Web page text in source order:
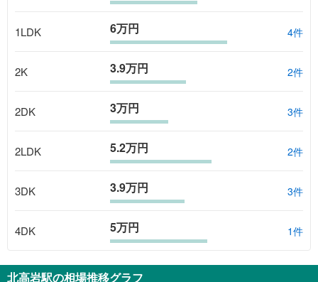
1LDK 6万円 4件
2K 3.9万円 2件
2DK 3万円 3件
2LDK 5.2万円 2件
3DK 3.9万円 3件
4DK 5万円 1件
北高岩駅の相場推移グラフ